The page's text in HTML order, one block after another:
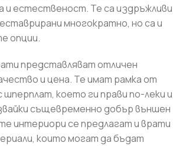
и естественост. Те са издръжливи
многократно, но са и
опции.
представляват отличен
и цена. Те имат рамка от
шперплат, което ги прави по-леки и
същевременно добър външен
интериори се предлагат и врати
които могат да бъдат